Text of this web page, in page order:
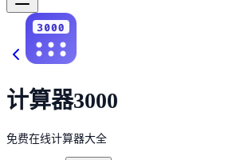
计算器3000
免费在线计算器大全